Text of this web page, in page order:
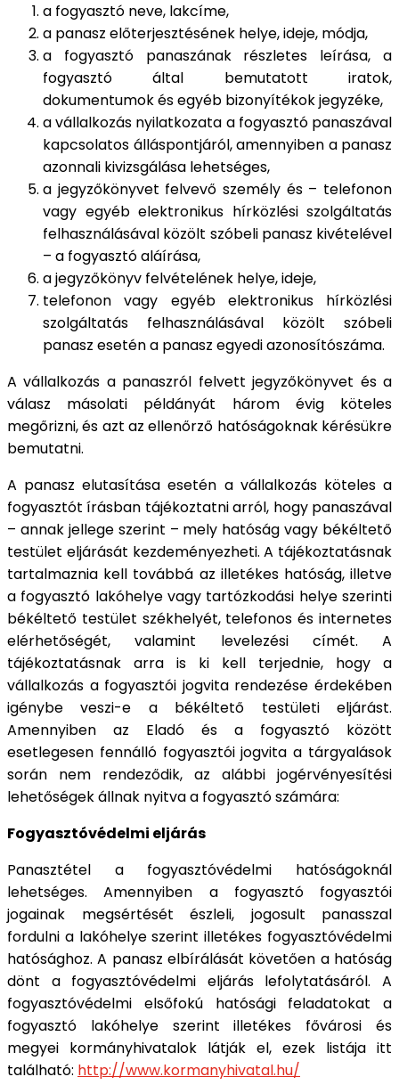
a fogyasztó neve, lakcíme,
a panasz előterjesztésének helye, ideje, módja,
a fogyasztó panaszának részletes leírása, a
fogyasztó által bemutatott iratok,
dokumentumok és egyéb bizonyítékok jegyzéke,
a vállalkozás nyilatkozata a fogyasztó panaszával
kapcsolatos álláspontjáról, amennyiben a panasz
azonnali kivizsgálása lehetséges,
a jegyzőkönyvet felvevő személy és – telefonon
vagy egyéb elektronikus hírközlési szolgáltatás
felhasználásával közölt szóbeli panasz kivételével
– a fogyasztó aláírása,
a jegyzőkönyv felvételének helye, ideje,
telefonon vagy egyéb elektronikus hírközlési
szolgáltatás felhasználásával közölt szóbeli
panasz esetén a panasz egyedi azonosítószáma.
A vállalkozás a panaszról felvett jegyzőkönyvet és a
válasz másolati példányát három évig köteles
megőrizni, és azt az ellenőrző hatóságoknak kérésükre
bemutatni.
A panasz elutasítása esetén a vállalkozás köteles a
fogyasztót írásban tájékoztatni arról, hogy panaszával
– annak jellege szerint – mely hatóság vagy békéltető
testület eljárását kezdeményezheti. A tájékoztatásnak
tartalmaznia kell továbbá az illetékes hatóság, illetve
a fogyasztó lakóhelye vagy tartózkodási helye szerinti
békéltető testület székhelyét, telefonos és internetes
elérhetőségét, valamint levelezési címét. A
tájékoztatásnak arra is ki kell terjednie, hogy a
vállalkozás a fogyasztói jogvita rendezése érdekében
igénybe veszi-e a békéltető testületi eljárást.
Amennyiben az Eladó és a fogyasztó között
esetlegesen fennálló fogyasztói jogvita a tárgyalások
során nem rendeződik, az alábbi jogérvényesítési
lehetőségek állnak nyitva a fogyasztó számára:
Fogyasztóvédelmi eljárás
Panasztétel a fogyasztóvédelmi hatóságoknál
lehetséges. Amennyiben a fogyasztó fogyasztói
jogainak megsértését észleli, jogosult panasszal
fordulni a lakóhelye szerint illetékes fogyasztóvédelmi
hatósághoz. A panasz elbírálását követően a hatóság
dönt a fogyasztóvédelmi eljárás lefolytatásáról. A
fogyasztóvédelmi elsőfokú hatósági feladatokat a
fogyasztó lakóhelye szerint illetékes fővárosi és
megyei kormányhivatalok látják el, ezek listája itt
található: http://www.kormanyhivatal.hu/